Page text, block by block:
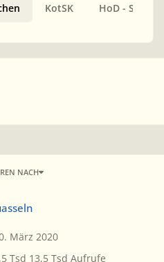
KotSK HoD - Staffel
NACH
März 2020
13,5 Tsd Aufrufe